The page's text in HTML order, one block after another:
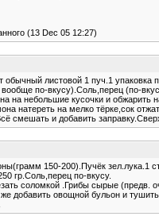
(13 Dec 05 12:27)
листовой 1 пуч.1 упаковка
по-вкусу).Соль,перец (по-
на небольшие кусочки и обжарить
натереть на мелко тёрке,сок
смешать и добавить
150-200).Пучёк зел.лука.1
гр.Соль,перец по-вкусу.
соломкой .Грибы сырые (предв.
добавить овощной бульон и